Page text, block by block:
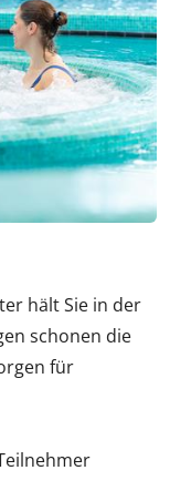
hält Sie in der
schonen die
für